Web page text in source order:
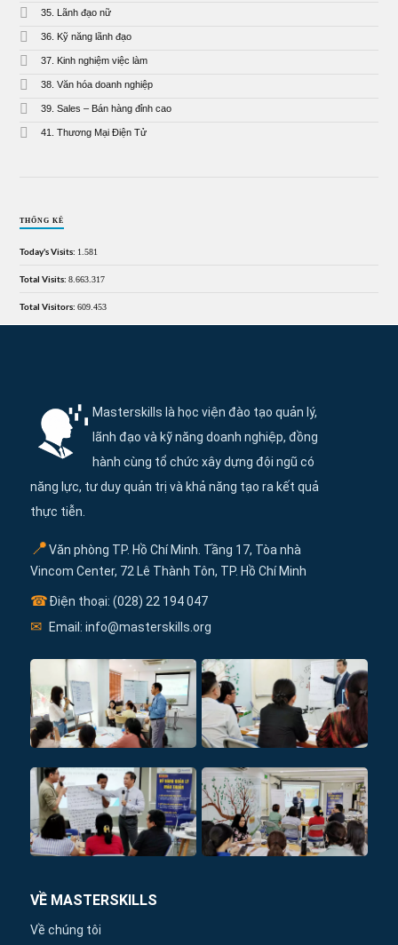
35. Lãnh đạo nữ
36. Kỹ năng lãnh đạo
37. Kinh nghiệm việc làm
38. Văn hóa doanh nghiệp
39. Sales – Bán hàng đỉnh cao
41. Thương Mại Điện Tử
THỐNG KÊ
Today's Visits: 1.581
Total Visits:8.663.317
Total Visitors:609.453
Masterskills là học viện đào tạo quản lý,
lãnh đạo và kỹ năng doanh nghiệp, đồng
hành cùng tổ chức xây dựng đội ngũ có
năng lực, tư duy quản trị và khả năng tạo ra kết quả
thực tiễn.
📍Văn phòng TP. Hồ Chí Minh. Tầng 17, Tòa nhà
Vincom Center, 72 Lê Thành Tôn, TP. Hồ Chí Minh
☎Điện thoại: (028) 22 194 047
✉ Email: info@masterskills.org
VỀ MASTERSKILLS
Về chúng tôi